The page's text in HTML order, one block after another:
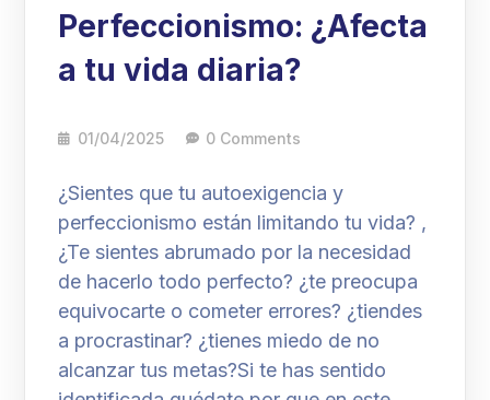
Perfeccionismo: ¿Afecta
a tu vida diaria?
01/04/2025 0 Comments
¿Sientes que tu autoexigencia y
perfeccionismo están limitando tu vida? ,
¿Te sientes abrumado por la necesidad
de hacerlo todo perfecto? ¿te preocupa
equivocarte o cometer errores? ¿tiendes
a procrastinar? ¿tienes miedo de no
alcanzar tus metas?Si te has sentido